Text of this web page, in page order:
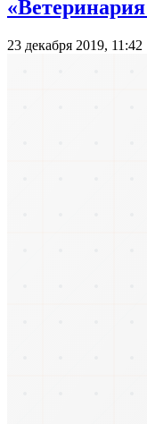
23 декабря 2019, 11:42